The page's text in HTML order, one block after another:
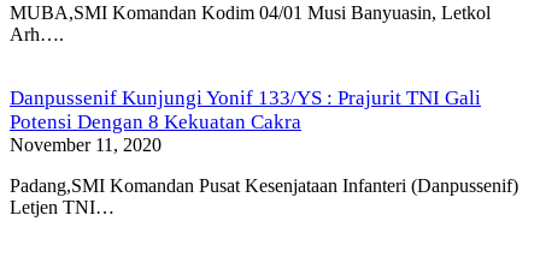
MUBA,SMI Komandan Kodim 04/01 Musi Banyuasin, Letkol
Arh….
Danpussenif Kunjungi Yonif 133/YS : Prajurit TNI Gali
Potensi Dengan 8 Kekuatan Cakra
November 11, 2020
Padang,SMI Komandan Pusat Kesenjataan Infanteri (Danpussenif)
Letjen TNI…